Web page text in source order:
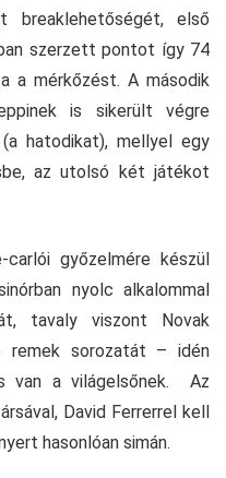
breaklehetőségét, első
szerzett pontot így 74
a mérkőzést. A második
is sikerült végre
hatodikat), mellyel egy
az utolsó két játékot
carlói győzelmére készül
nyolc alkalommal
tavaly viszont Novak
remek sorozatát – idén
van a világelsőnek. Az
David Ferrerrel kell
hasonlóan simán.